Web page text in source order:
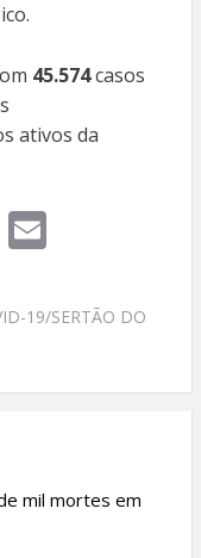
45.574casos
ativos da
E
ai
19/SERTÃO DO
mil mortes em